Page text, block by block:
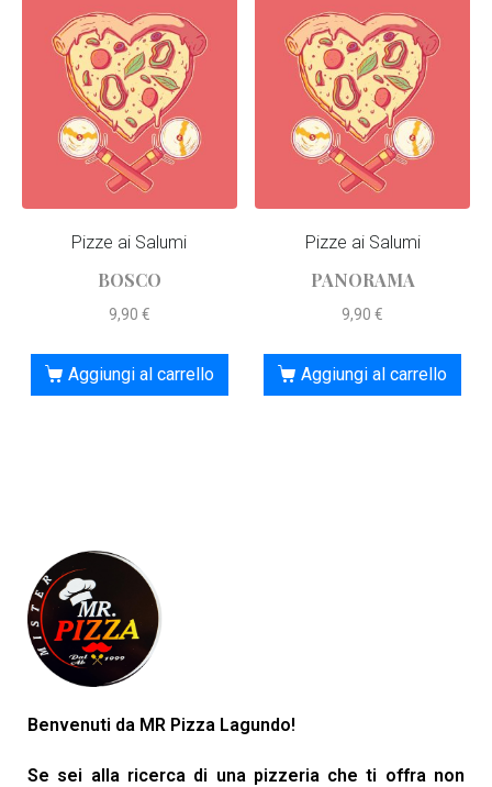
Pizze ai Salumi
BOSCO
9,90 €
Aggiungi al carrello
Pizze ai Salumi
PANORAMA
9,90€
Aggiungi al carrello
Benvenuti da MR Pizza Lagundo!
Se sei alla ricerca di una pizzeria che ti offra non